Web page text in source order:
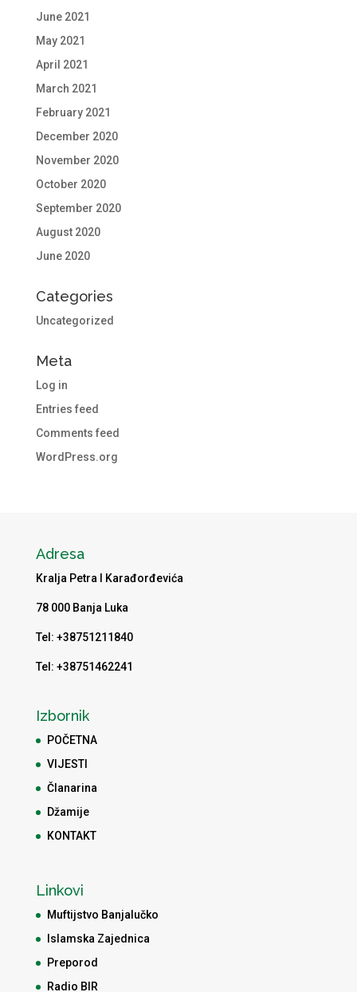
June 2021
May 2021
April 2021
March 2021
February 2021
December 2020
November 2020
October 2020
September 2020
August 2020
June 2020
Categories
Uncategorized
Meta
Log in
Entries feed
Comments feed
WordPress.org
Adresa
Kralja Petra I Karađorđevića
78 000 Banja Luka
Tel: +38751211840
Tel: +38751462241
Izbornik
POČETNA
VIJESTI
Članarina
Džamije
KONTAKT
Linkovi
Muftijstvo Banjalučko
Islamska Zajednica
Preporod
Radio BIR